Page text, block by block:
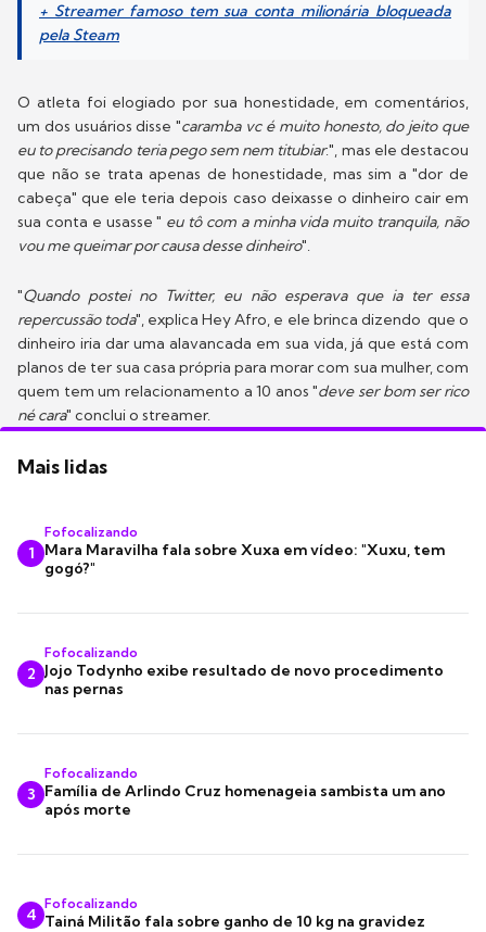
+ Streamer famoso tem sua conta milionária bloqueada
pela Steam
O atleta foi elogiado por sua honestidade, em comentários,
um dos usuários disse "caramba vc é muito honesto, do jeito que
eu to precisando teria pego sem nem titubiar.", mas ele destacou
que não se trata apenas de honestidade, mas sim a "dor de
cabeça" que ele teria depois caso deixasse o dinheiro cair em
sua conta e usasse " eu tô com a minha vida muito tranquila, não
vou me queimar por causa desse dinheiro".
"Quando postei no Twitter, eu não esperava que ia ter essa
repercussão toda", explica Hey Afro, e ele brinca dizendo que o
dinheiro iria dar uma alavancada em sua vida, já que está com
planos de ter sua casa própria para morar com sua mulher, com
quem tem um relacionamento a 10 anos "deve ser bom ser rico
né cara" conclui o streamer.
Mais lidas
1
Fofocalizando
Mara Maravilha fala sobre Xuxa em vídeo: "Xuxu, tem
gogó?"
2
Fofocalizando
Jojo Todynho exibe resultado de novo procedimento
nas pernas
3
Fofocalizando
Família de Arlindo Cruz homenageia sambista um ano
após morte
4
Fofocalizando
Tainá Militão fala sobre ganho de 10 kg na gravidez